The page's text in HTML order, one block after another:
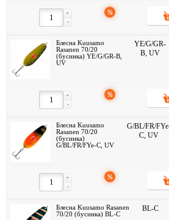
-
+ %
Блесна Kuusamo
Rasanen 70/20
(бусинка) YE/G/GR-B,
UV
YE/G/GR-
B, UV
-
+ %
Блесна Kuusamo
Rasanen 70/20
(бусинка)
G/BL/FR/FYe-C, UV
G/BL/FR/
C, UV
-
+ %
Блесна Kuusamo Rasanen
70/20 (бусинка) BL-C
BL-C